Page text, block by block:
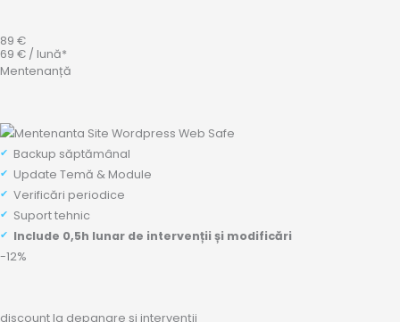
89 €
69 € / lună*
Mentenanță
Backup săptămânal
Update Temă & Module
Verificări periodice
Suport tehnic
Include 0,5h lunar de intervenții și modificări
-12%
discount la depanare și intervenții